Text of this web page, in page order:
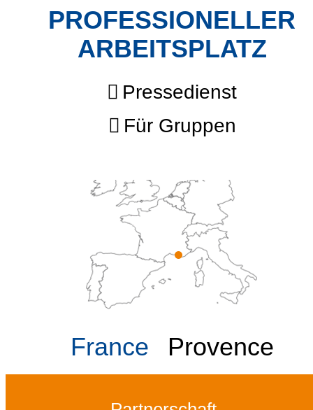
PROFESSIONELLER
ARBEITSPLATZ
Pressedienst
Für Gruppen
France Provence